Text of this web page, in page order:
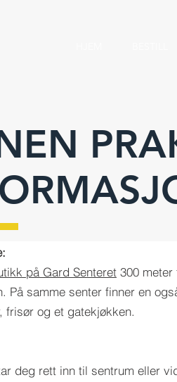
på Gard Senteret 300 meter
På samme senter finner en
frisør og et gatekjøkken.
deg rett inn til sentrum eller